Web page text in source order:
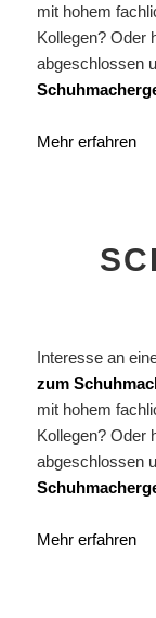
mit hohem
Kollegen? Oder
abgeschlossen
Mehr erfahren
Interesse an
zum
mit hohem
Kollegen? Oder
abgeschlossen
Mehr erfahren